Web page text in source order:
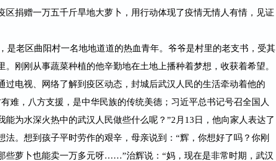
区捐赠一万五千斤旱地大萝卜，用行动体现了疫情无情人有情，见证
老区曲阳村一名地地道道的热血青年。爷爷是村里的老支书，受其
。刚刚从事蔬菜种植的他辛勤地在土地上播种着梦想，收获着希望。
过电视、网络了解到疫区动态，封城后武汉人民的生活牵动着他的
难，八方支援，是中华民族的传统美德；习近平总书记号召全国人
能为水深火热中的武汉人民做些什么呢？”2月13日，他向家人表达了
法。想到孩子平时劳作的艰辛，母亲说到：“辉，你想好了吗？你刚
些萝卜也能卖一万多元呀……”治辉说：“妈，现在是非常时期，武汉